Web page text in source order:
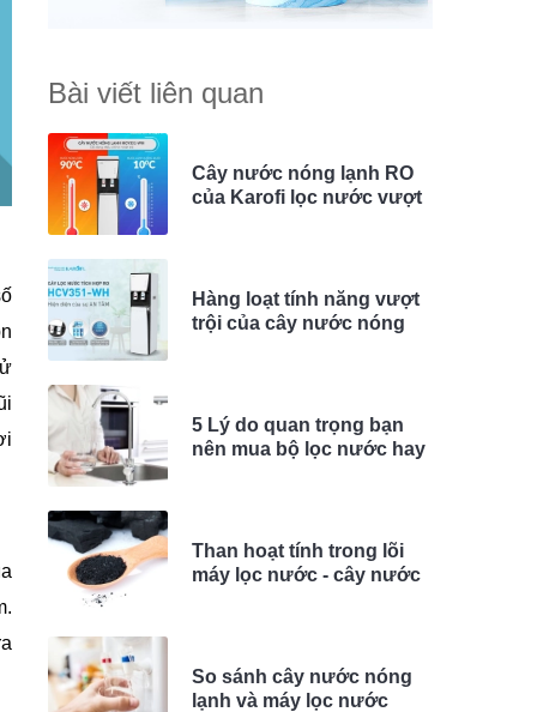
Bài viết liên quan
Cây nước nóng lạnh RO
của Karofi lọc nước vượt
Hàng loạt tính năng vượt
trội của cây nước nóng
5 Lý do quan trọng bạn
nên mua bộ lọc nước hay
Than hoạt tính trong lõi
máy lọc nước - cây nước
So sánh cây nước nóng
lạnh và máy lọc nước